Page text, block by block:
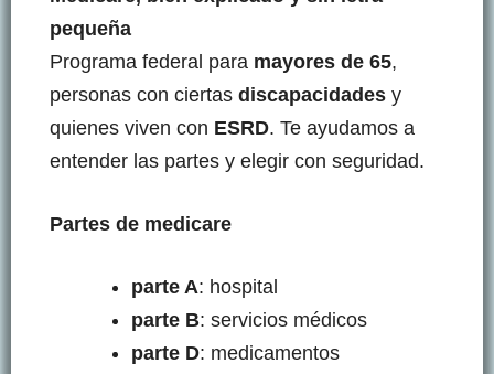
pequeña
Programa federal para mayores de 65,
personas con ciertas discapacidades y
quienes viven con ESRD. Te ayudamos a
entender las partes y elegir con seguridad.
Partes de medicare
parte A: hospital
parte B: servicios médicos
parte D: medicamentos